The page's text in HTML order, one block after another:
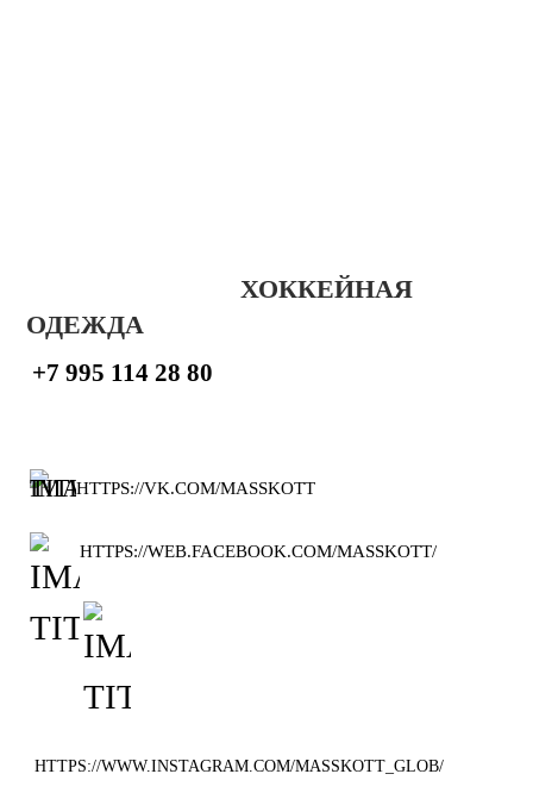
ХОККЕЙНАЯ
ОДЕЖДА
+7 995 114 28 80
HTTPS://VK.COM/MASSKOTT
HTTPS://WEB.FACEBOOK.COM/MASSKOTT/
HTTPS://WWW.INSTAGRAM.COM/MASSKOTT_GLOB/